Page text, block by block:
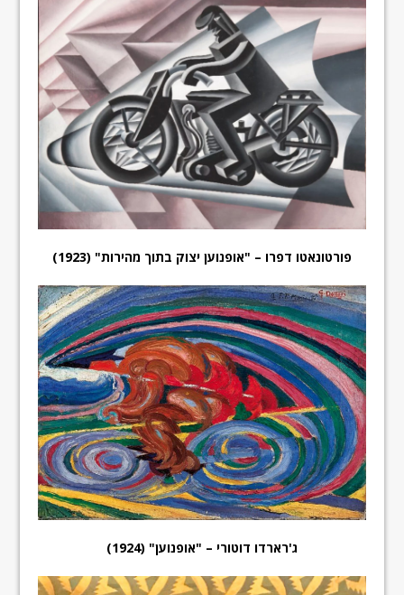
פורטונאטו דפרו – "אופנוען יצוק בתוך מהירות" (1923)
ג'רארדו דוטורי – "אופנוען" (1924)